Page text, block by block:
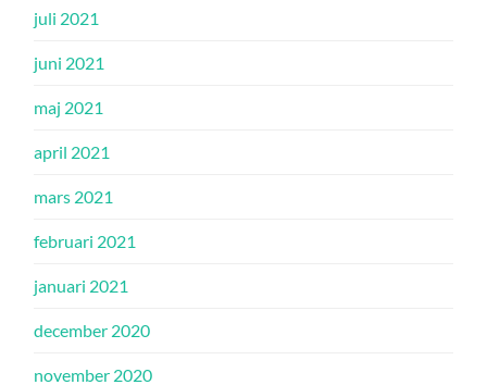
juli 2021
juni 2021
maj 2021
april 2021
mars 2021
februari 2021
januari 2021
december 2020
november 2020